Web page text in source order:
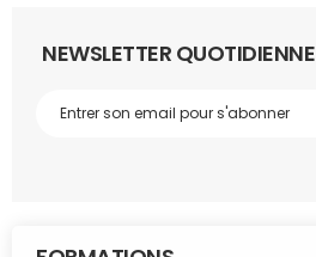
NEWSLETTER QUOTIDIENNE